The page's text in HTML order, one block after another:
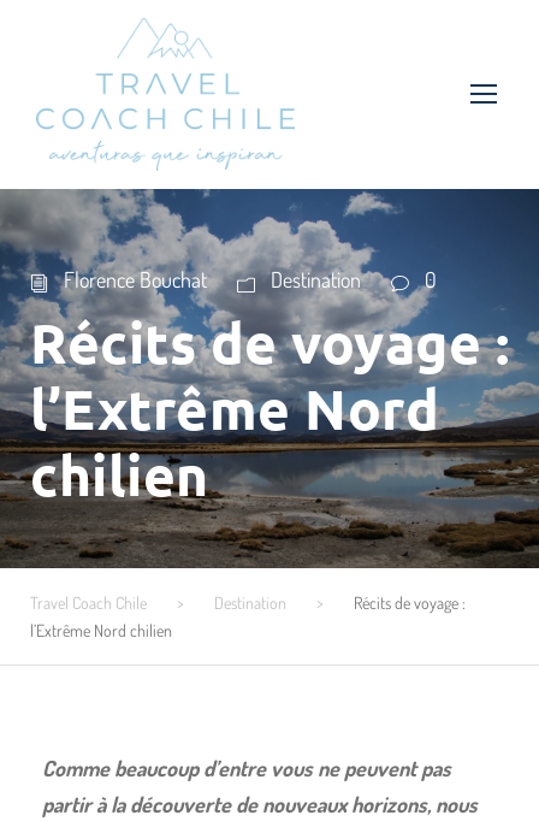
Florence Bouchat Destination 0
Récits de voyage :
l’Extrême Nord
chilien
Travel Coach Chile > Destination >
Récits de voyage :
l’Extrême Nord chilien
Comme beaucoup d’entre vous ne peuvent pas
partir à la découverte de nouveaux horizons, nous